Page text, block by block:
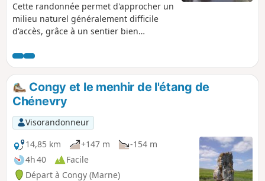
Cette randonnée permet d'approcher un
milieu naturel généralement difficile
d'accès, grâce à un sentier bien
quelques beaux points de vue. Une
randonnée "nature" où l'ancienne
Abbaye de Saint-Gond vient apporter
une touche de patrimoine.
Congy et le menhir de l'étang de
Chénevry
Visorandonneur
14,85 km
+147 m
-154 m
4h 40
Facile
Départ à Congy (Marne)